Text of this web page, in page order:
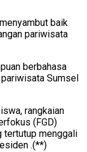
baik
pariwisata
berbahasa
Sumsel
rangkaian
(FGD)
tertutup menggali
.(**)